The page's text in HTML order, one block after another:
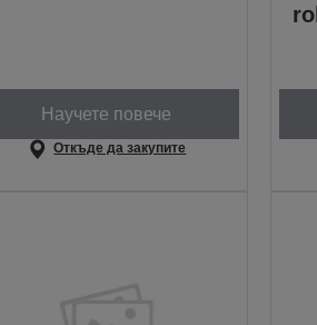
Научете повече
Откъде да закупите